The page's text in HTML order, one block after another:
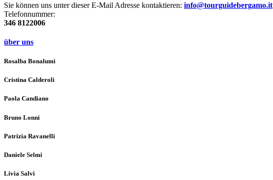
Sie können uns unter dieser E-Mail Adresse kontaktieren: info@tourguidebergamo.it
Telefonnummer:
346 8122006
über uns
Rosalba Bonalumi
Cristina Calderoli
Paola Candiano
Bruno Lonni
Patrizia Ravanelli
Daniele Selmi
Livia Salvi